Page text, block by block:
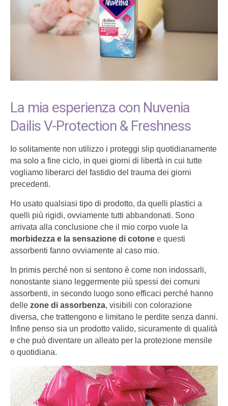
La mia esperienza con Nuvenia
Dailis V-Protection & Freshness
Io solitamente non utilizzo i proteggi slip quotidianamente
ma solo a fine ciclo, in quei giorni di libertà in cui tutte
vogliamo liberarci del fastidio del trauma dei giorni
precedenti.
Ho usato qualsiasi tipo di prodotto, da quelli plastici a
quelli più rigidi, ovviamente tutti abbandonati. Sono
arrivata alla conclusione che il mio corpo vuole la
morbidezza e la sensazione di cotone e questi
assorbenti fanno ovviamente al caso mio.
In primis perché non si sentono è come non indossarli,
nonostante siano leggermente più spessi dei comuni
assorbenti, in secondo luogo sono efficaci perché hanno
delle zone di assorbenza, visibili con colorazione
diversa, che trattengono e limitano le perdite senza danni.
Infine penso sia un prodotto valido, sicuramente di qualità
e che può diventare un alleato per la protezione mensile
o quotidiana.